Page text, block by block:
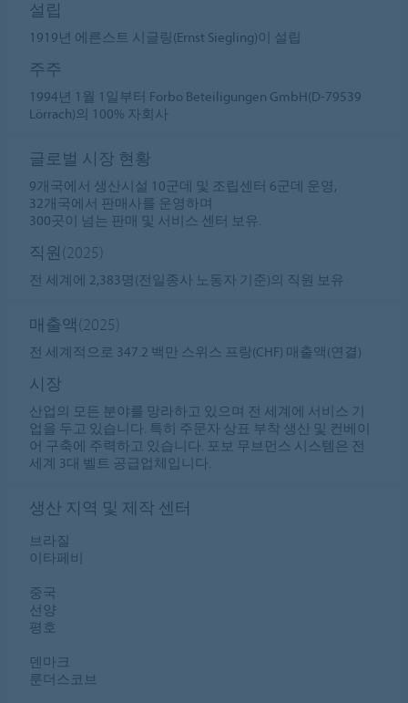
설립
1919년 에른스트 시글링(Ernst Siegling)이 설립
주주
1994년 1월 1일부터 Forbo Beteiligungen GmbH(D-79539
Lörrach)의 100% 자회사
글로벌 시장 현황
9개국에서 생산시설 10군데 및 조립센터 6군데 운영,
32개국에서 판매사를 운영하며
300곳이 넘는 판매 및 서비스 센터 보유.
직원(2025)
전 세계에 2,383명(전일종사 노동자 기준)의 직원 보유
매출액(2025)
전 세계적으로 347.2 백만 스위스 프랑(CHF) 매출액(연결)
시장
산업의 모든 분야를 망라하고 있으며 전 세계에 서비스 기
업을 두고 있습니다. 특히 주문자 상표 부착 생산 및 컨베이
어 구축에 주력하고 있습니다. 포보 무브먼스 시스템은 전
세계 3대 벨트 공급업체입니다.
생산 지역 및 제작 센터
브라질
이타페비
중국
선양
평호
덴마크
룬더스코브